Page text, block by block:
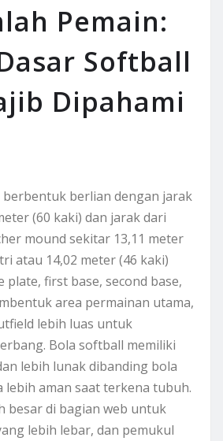
Pemain:
Softball
Dipahami
berlian dengan jarak
(60 kaki) dan jarak dari
mound sekitar 13,11 meter
atau 14,02 meter (46 kaki)
first base, second base,
area permainan utama,
lebih luas untuk
Bola softball memiliki
lebih lunak dibanding bola
lebih aman saat terkena tubuh.
besar di bagian web untuk
lebih lebar, dan pemukul